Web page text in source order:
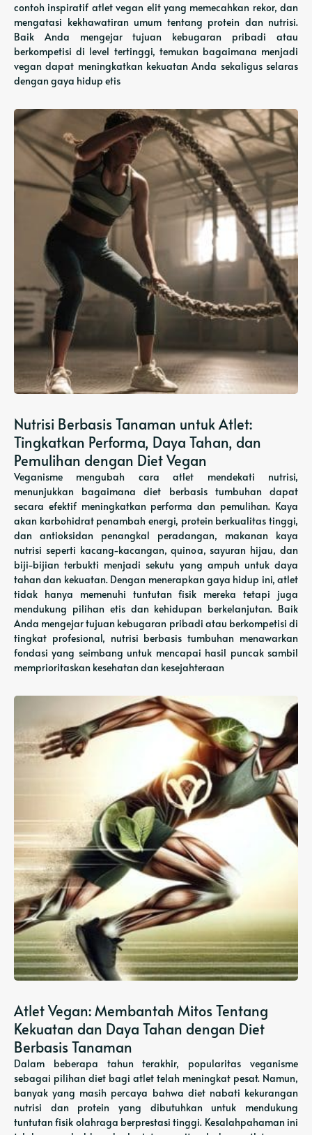
contoh inspiratif atlet vegan elit yang memecahkan rekor, dan
mengatasi kekhawatiran umum tentang protein dan nutrisi.
Baik Anda mengejar tujuan kebugaran pribadi atau
berkompetisi di level tertinggi, temukan bagaimana menjadi
vegan dapat meningkatkan kekuatan Anda sekaligus selaras
dengan gaya hidup etis
Nutrisi Berbasis Tanaman untuk Atlet:
Tingkatkan Performa, Daya Tahan, dan
Pemulihan dengan Diet Vegan
Veganisme mengubah cara atlet mendekati nutrisi,
menunjukkan bagaimana diet berbasis tumbuhan dapat
secara efektif meningkatkan performa dan pemulihan. Kaya
akan karbohidrat penambah energi, protein berkualitas tinggi,
dan antioksidan penangkal peradangan, makanan kaya
nutrisi seperti kacang-kacangan, quinoa, sayuran hijau, dan
biji-bijian terbukti menjadi sekutu yang ampuh untuk daya
tahan dan kekuatan. Dengan menerapkan gaya hidup ini, atlet
tidak hanya memenuhi tuntutan fisik mereka tetapi juga
mendukung pilihan etis dan kehidupan berkelanjutan. Baik
Anda mengejar tujuan kebugaran pribadi atau berkompetisi di
tingkat profesional, nutrisi berbasis tumbuhan menawarkan
fondasi yang seimbang untuk mencapai hasil puncak sambil
memprioritaskan kesehatan dan kesejahteraan
Atlet Vegan: Membantah Mitos Tentang
Kekuatan dan Daya Tahan dengan Diet
Berbasis Tanaman
Dalam beberapa tahun terakhir, popularitas veganisme
sebagai pilihan diet bagi atlet telah meningkat pesat. Namun,
banyak yang masih percaya bahwa diet nabati kekurangan
nutrisi dan protein yang dibutuhkan untuk mendukung
tuntutan fisik olahraga berprestasi tinggi. Kesalahpahaman ini